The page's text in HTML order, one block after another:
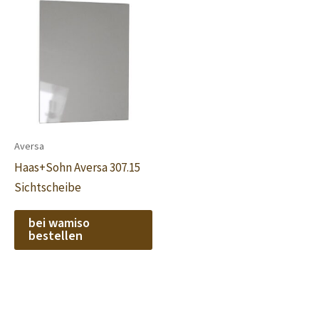
Aversa
Haas+Sohn Aversa 307.15
Sichtscheibe
bei wamiso
bestellen